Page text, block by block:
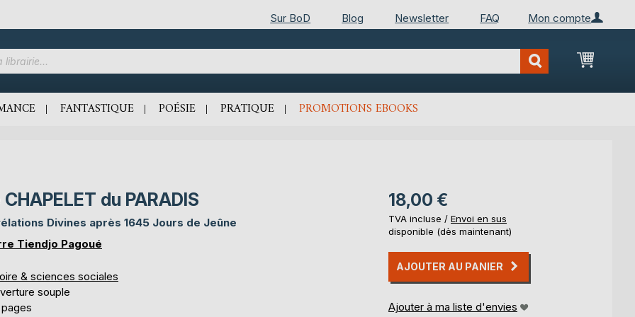
Mon compte
Sur BoD Blog Newsletter FAQ
Mon
FANTASTIQUE POÉSIE PRATIQUE PROMOTIONS EBOOKS
CHAPELET du PARADIS
Divines après 1645 Jours de Jeûne
Tiendjo Pagoué
& sciences sociales
souple
18,00 €
TVA incluse / Envoi en sus
disponible (dès maintenant)
AJOUTER AU PANIER
Ajouter à ma liste d'envies